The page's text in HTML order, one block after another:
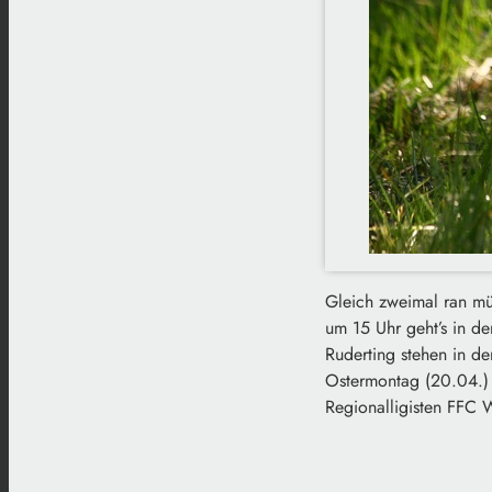
Gleich zweimal ran
um 15 Uhr geht’s in
Ruderting stehen in
Ostermontag (20.04.)
Regionalligisten FFC